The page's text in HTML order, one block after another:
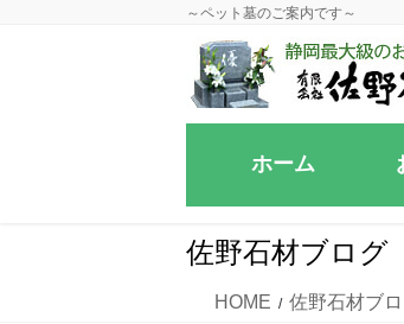
～ペット墓のご案内です～
ホーム
佐野石材ブログ
HOME 佐野石材ブ